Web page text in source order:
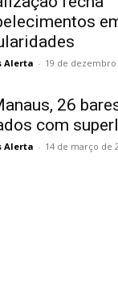
Alerta - 19 de dezembro
26
com
Alerta - 14 de março de